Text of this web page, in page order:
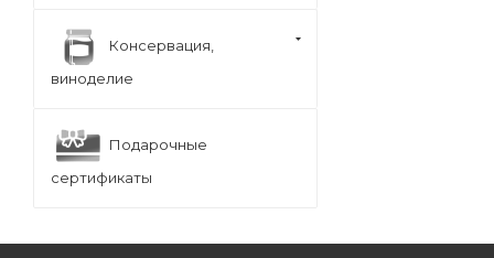
Консервация,
виноделие
Подарочные
сертификаты